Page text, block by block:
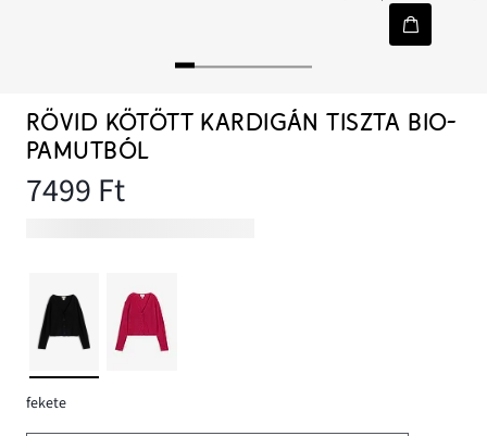
RÖVID KÖTÖTT KARDIGÁN TISZTA BIO-
PAMUTBÓL
7499 Ft
fekete